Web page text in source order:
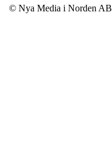
© Nya Media i Norden AB